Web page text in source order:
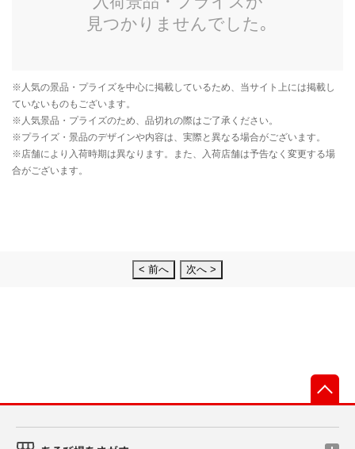
< 前へ 次へ >